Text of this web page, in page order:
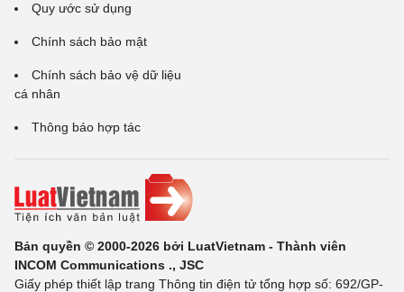
Quy ước sử dụng
Chính sách bảo mật
Chính sách bảo vệ dữ liệu
cá nhân
Thông báo hợp tác
Bản quyền © 2000-2026 bởi LuatVietnam - Thành viên
INCOM Communications ., JSC
Giấy phép thiết lập trang Thông tin điện tử tổng hợp số: 692/GP-